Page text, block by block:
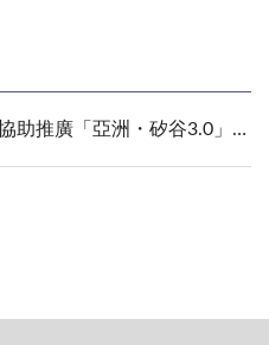
洲・矽谷3.0」政策圖文說明資料事.pdf